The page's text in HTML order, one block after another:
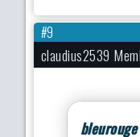
#9
claudius2539